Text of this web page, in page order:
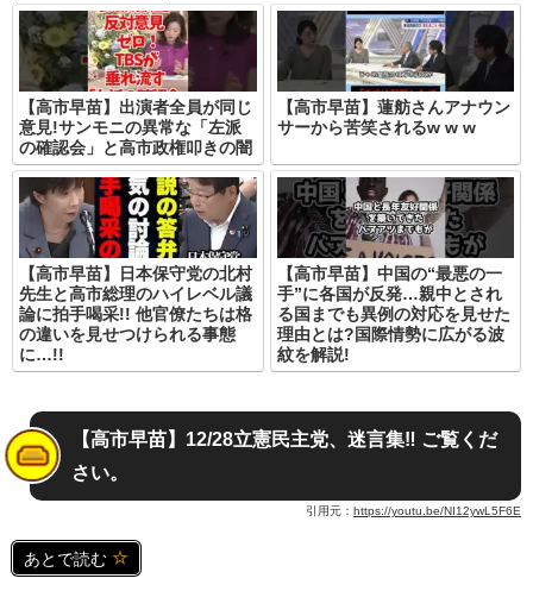
【高市早苗】出演者全員が同じ
意見!サンモニの異常な「左派
の確認会」と高市政権叩きの闇
【高市早苗】蓮舫さんアナウン
サーから苦笑されるw w w
【高市早苗】日本保守党の北村
先生と高市総理のハイレベル議
論に拍手喝采!! 他官僚たちは格
の違いを見せつけられる事態
に…!!
【高市早苗】中国の“最悪の一
手”に各国が反発…親中とされ
る国までも異例の対応を見せた
理由とは?国際情勢に広がる波
紋を解説!
【高市早苗】12/28立憲民主党、迷言集‼︎ ご覧くだ
さい。
引用元： https://youtu.be/NI12ywL5F6E
あとで読む